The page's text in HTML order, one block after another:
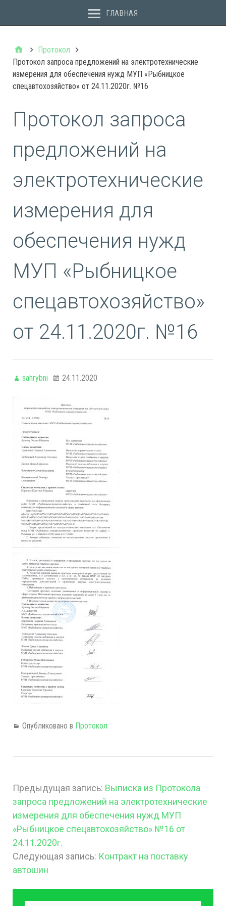
ГЛАВНАЯ
Протокол
Протокол запроса предложений на электротехнические
измерения для обеспечения нужд МУП «Рыбницкое
спецавтохозяйство» от 24.11.2020г. №16
Протокол запроса
предложений на
электротехнические
измерения для
обеспечения нужд
МУП «Рыбницкое
спецавтохозяйство»
от 24.11.2020г. №16
sahrybni 24.11.2020
Опубликовано в Протокол
Предыдущая запись: Выписка из Протокола
запроса предложений на электротехнические
измерения для обеспечения нужд МУП
«Рыбницкое спецавтохозяйство» №16 от
24.11.2020г.
Следующая запись: Контракт на поставку
автошин